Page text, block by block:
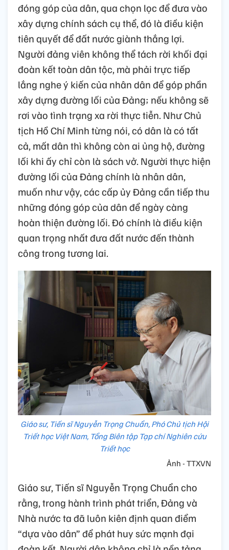
đóng góp của dân, qua chọn lọc để đưa vào
xây dựng chính sách cụ thể, đó là điều kiện
tiên quyết để đất nước giành thắng lợi.
Người đảng viên không thể tách rời khối đại
đoàn kết toàn dân tộc, mà phải trực tiếp
lắng nghe ý kiến của nhân dân để góp phần
xây dựng đường lối của Đảng; nếu không sẽ
rơi vào tình trạng xa rời thực tiễn. Như Chủ
tịch Hồ Chí Minh từng nói, có dân là có tất
cả, mất dân thì không còn ai ủng hộ, đường
lối khi ấy chỉ còn là sách vở. Người thực hiện
đường lối của Đảng chính là nhân dân,
muốn như vậy, các cấp ủy Đảng cần tiếp thu
những đóng góp của dân để ngày càng
hoàn thiện đường lối. Đó chính là điều kiện
quan trọng nhất đưa đất nước đến thành
công trong tương lai.
Giáo sư, Tiến sĩ Nguyễn Trọng Chuẩn, Phó Chủ tịch Hội
Triết học Việt Nam, Tổng Biên tập Tạp chí Nghiên cứu
Triết học
Ảnh - TTXVN
Giáo sư, Tiến sĩ Nguyễn Trọng Chuẩn cho
rằng, trong hành trình phát triển, Đảng và
Nhà nước ta đã luôn kiên định quan điểm
“dựa vào dân” để phát huy sức mạnh đại